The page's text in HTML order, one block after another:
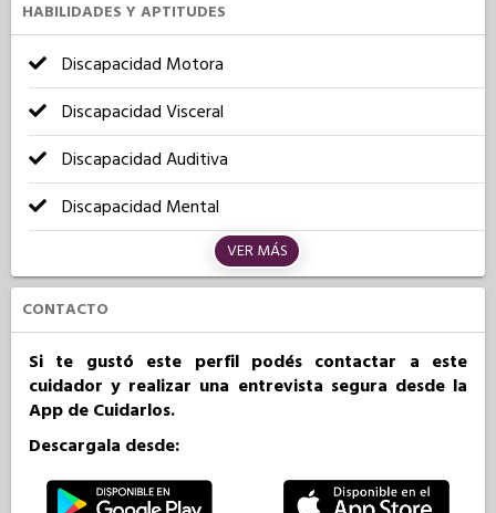
HABILIDADES Y APTITUDES
Discapacidad Motora
Discapacidad Visceral
Discapacidad Auditiva
Discapacidad Mental
VER MÁS
CONTACTO
Si te gustó este perfil podés contactar a este
cuidador y realizar una entrevista segura desde la
App de Cuidarlos.
Descargala desde: